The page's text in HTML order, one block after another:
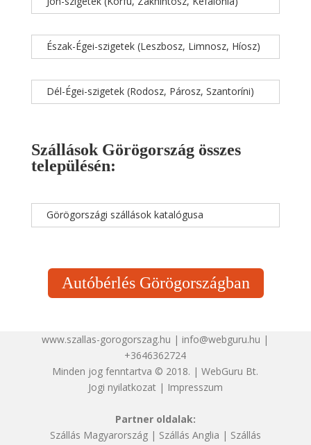
Észak-Égei-szigetek (Leszbosz, Limnosz, Híosz)
Dél-Égei-szigetek (Rodosz, Párosz, Szantoríni)
Szállások Görögország összes
településén:
Görögországi szállások katalógusa
Autóbérlés Görögországban
www.szallas-gorogorszag.hu | info@webguru.hu |
+3646362724
Minden jog fenntartva © 2018. | WebGuru Bt.
Jogi nyilatkozat| Impresszum
Partner oldalak:
Szállás Magyarország| Szállás Anglia | Szállás